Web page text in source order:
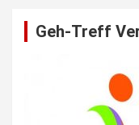
Geh-Treff